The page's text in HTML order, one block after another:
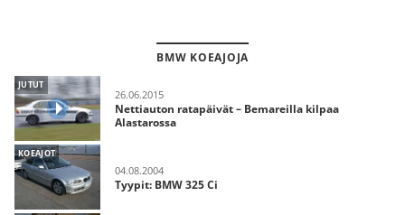
BMW KOEAJOJA
JUTUT
26.06.2015
Nettiauton ratapäivät – Bemareilla kilpaa
Alastarossa
KOEAJOT
04.08.2004
Tyypit: BMW 325 Ci